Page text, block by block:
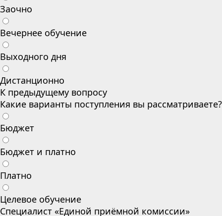
Заочно
Вечернее обучение
Выходного дня
Дистанционно
К предыдущему вопросу
Какие варианты поступления вы рассматриваете?
Бюджет
Бюджет и платно
Платно
Целевое обучение
Специалист «Единой приёмной комиссии»